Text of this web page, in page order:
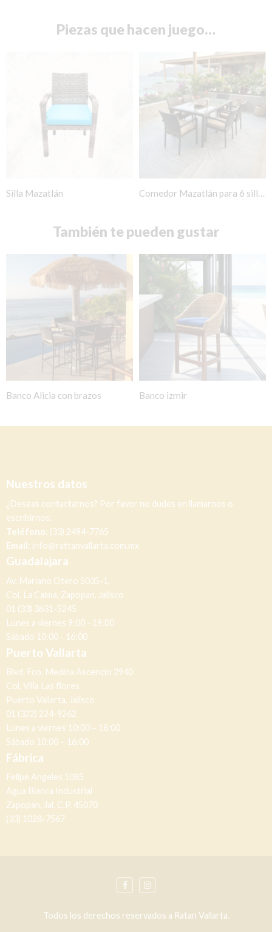
Piezas que hacen juego…
Silla Mazatlán Comedor Mazatlán para 6 sillas
También te pueden gustar
Banco Alicia con brazos Banco izmir
Nuestros datos
¿Deseas contactarnos? Por favor no dudes en llamarnos o
escribirnos:
Teléfono: (33) 2494-7765
Email: info@rattanvallarta.com.mx
Guadalajara
Av. Mariano Otero 5035-1,
Col. La Calma, Zapopan, Jalisco
01 (33) 3631-5245
Lunes a viernes 9:00 - 19:00
Sábado 10:00 - 16:00
Puerto Vallarta
Blvd. Fco. Medina Ascencio 2940
Col. Villa Las flores
Puerto Vallarta, Jalisco
01 (322) 224-9262
Lunes a viernes 10:00 – 18:00
Sábado 10:00 – 16:00
Fábrica
Felipe Angeles 1085
Agua Blanca Industrial
Zapopan, Jal. C.P. 45070
(33) 1028-7567
Todos los derechos reservados a Ratan Vallarta.